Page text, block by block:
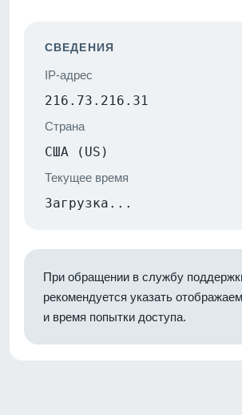
СВЕДЕНИЯ
IP-адрес
216.73.216.31
Страна
США (US)
Текущее время
Загрузка...
При обращении в службу
рекомендуется указать
и время попытки доступа.